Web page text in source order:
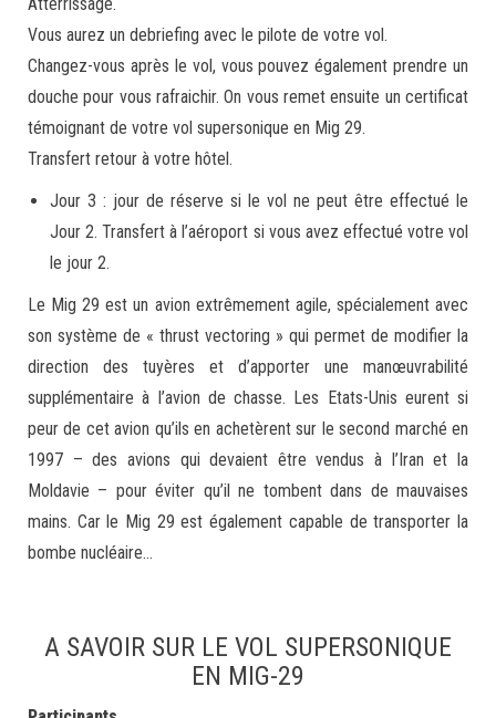
Vous aurez un debriefing avec le pilote de votre vol.
Changez-vous après le vol, vous pouvez également prendre un
douche pour vous rafraichir. On vous remet ensuite un certificat
témoignant de votre vol supersonique en Mig 29.
Transfert retour à votre hôtel.
Jour 3 : jour de réserve si le vol ne peut être effectué le
Jour 2. Transfert à l’aéroport si vous avez effectué votre vol
le jour 2.
Le Mig 29 est un avion extrêmement agile, spécialement avec
son système de « thrust vectoring » qui permet de modifier la
direction des tuyères et d’apporter une manœuvrabilité
supplémentaire à l’avion de chasse. Les Etats-Unis eurent si
peur de cet avion qu’ils en achetèrent sur le second marché en
1997 – des avions qui devaient être vendus à l’Iran et la
Moldavie – pour éviter qu’il ne tombent dans de mauvaises
mains. Car le Mig 29 est également capable de transporter la
bombe nucléaire…
A SAVOIR SUR LE VOL SUPERSONIQUE
EN MIG-29